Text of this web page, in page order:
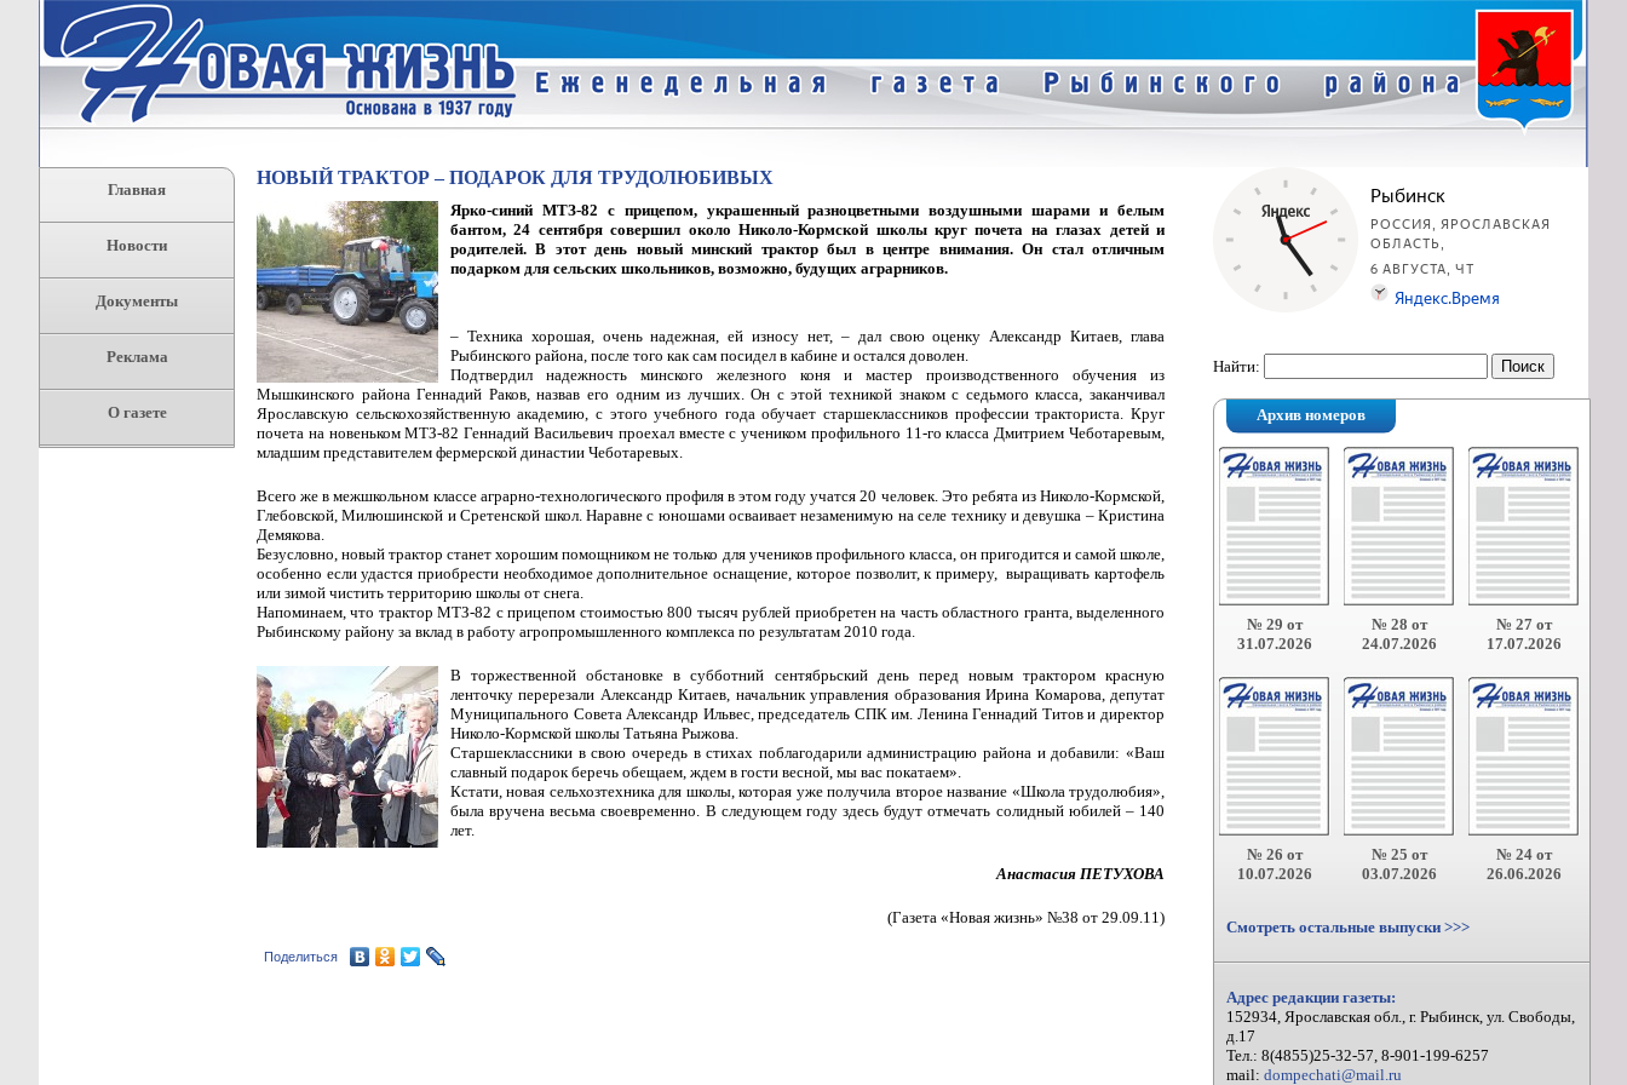
Главная
Новости
Документы
Реклама
О газете
НОВЫЙ ТРАКТОР – ПОДАРОК ДЛЯ ТРУДОЛЮБИВЫХ
Ярко-синий МТЗ-82 с прицепом, украшенный разноцветными воздушными шарами и белым
бантом, 24 сентября совершил около Николо-Кормской школы круг почета на глазах детей и
родителей. В этот день новый минский трактор был в центре внимания. Он стал отличным
подарком для сельских школьников, возможно, будущих аграрников.
– Техника хорошая, очень надежная, ей износу нет, – дал свою оценку Александр Китаев, глава
Рыбинского района, после того как сам посидел в кабине и остался доволен.
Подтвердил надежность минского железного коня и мастер производственного обучения из
Мышкинского района Геннадий Раков, назвав его одним из лучших. Он с этой техникой знаком с седьмого класса, заканчивал
Ярославскую сельскохозяйственную академию, с этого учебного года обучает старшеклассников профессии тракториста. Круг
почета на новеньком МТЗ-82 Геннадий Васильевич проехал вместе с учеником профильного 11-го класса Дмитрием Чеботаревым,
младшим представителем фермерской династии Чеботаревых.
Всего же в межшкольном классе аграрно-технологического профиля в этом году учатся 20 человек. Это ребята из Николо-Кормской,
Глебовской, Милюшинской и Сретенской школ. Наравне с юношами осваивает незаменимую на селе технику и девушка – Кристина
Демякова.
Безусловно, новый трактор станет хорошим помощником не только для учеников профильного класса, он пригодится и самой школе,
особенно если удастся приобрести необходимое дополнительное оснащение, которое позволит, к примеру, выращивать картофель
или зимой чистить территорию школы от снега.
Напоминаем, что трактор МТЗ-82 с прицепом стоимостью 800 тысяч рублей приобретен на часть областного гранта, выделенного
Рыбинскому району за вклад в работу агропромышленного комплекса по результатам 2010 года.
В торжественной обстановке в субботний сентябрьский день перед новым трактором красную
ленточку перерезали Александр Китаев, начальник управления образования Ирина Комарова, депутат
Муниципального Совета Александр Ильвес, председатель СПК им. Ленина Геннадий Титов и директор
Николо-Кормской школы Татьяна Рыжова.
Старшеклассники в свою очередь в стихах поблагодарили администрацию района и добавили: «Ваш
славный подарок беречь обещаем, ждем в гости весной, мы вас покатаем».
Кстати, новая сельхозтехника для школы, которая уже получила второе название «Школа трудолюбия»,
была вручена весьма своевременно. В следующем году здесь будут отмечать солидный юбилей – 140
лет.
Анастасия ПЕТУХОВА
(Газета «Новая жизнь» №38 от 29.09.11)
Поделиться
Найти:
Архив номеров
№ 29 от
31.07.2026
№ 28 от
24.07.2026
№ 27 от
17.07.2026
№ 26 от
10.07.2026
№ 25 от
03.07.2026
№ 24 от
26.06.2026
Смотреть остальные выпуски >>>
Адрес редакции газеты:
152934, Ярославская обл., г. Рыбинск, ул. Свободы,
д.17
Тел.: 8(4855)25-32-57, 8-901-199-6257
mail: dompechati@mail.ru